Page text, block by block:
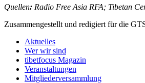
Quellen: Radio Free Asia RFA; Tibetan
Zusammengestellt und redigiert für die
Aktuelles
Wer wir sind
tibetfocus Magazin
Veranstaltungen
Mitgliederversammlung